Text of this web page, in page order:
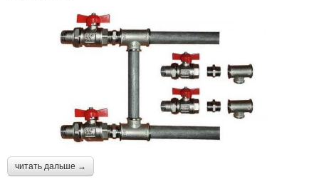
читать дальше →